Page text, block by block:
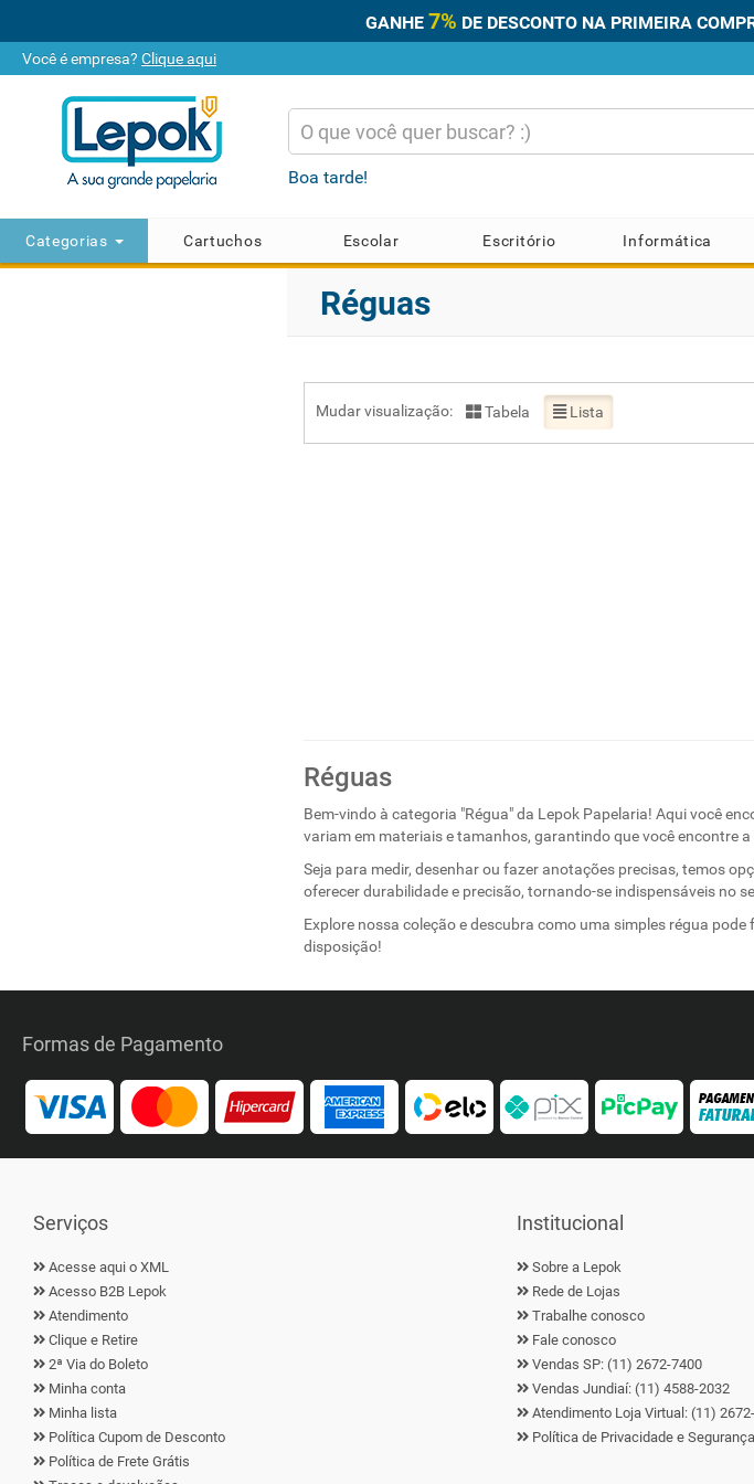
GANHE 7% DE DESCONTO NA PRIMEIRA
Você é empresa? Clique aqui
Boa tarde!
Categorias Cartuchos Escolar Escritório Informática
Réguas
Mudar visualização: Tabela Lista
Réguas
Bem-vindo à categoria "Régua" da Lepok Papelaria! Aqui você
variam em materiais e tamanhos, garantindo que você encontre
Seja para medir, desenhar ou fazer anotações precisas, temos
oferecer durabilidade e precisão, tornando-se indispensáveis no
Explore nossa coleção e descubra como uma simples régua
disposição!
Formas de Pagamento
Serviços
Acesse aqui o XML
Acesso B2B Lepok
Atendimento
Clique e Retire
2ª Via do Boleto
Minha conta
Minha lista
Política Cupom de Desconto
Política de Frete Grátis
Institucional
Sobre a Lepok
Rede de Lojas
Trabalhe conosco
Fale conosco
Vendas SP: (11) 2672-7400
Vendas Jundiaí: (11) 4588-2032
Atendimento Loja Virtual: (11)
Política de Privacidade e Segurança